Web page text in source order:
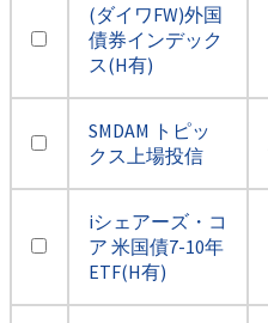
(ダイワFW)外国
債券インデック
ス(H有)
SMDAM トピッ
クス上場投信
iシェアーズ・コ
ア 米国債7-10年
ETF(H有)